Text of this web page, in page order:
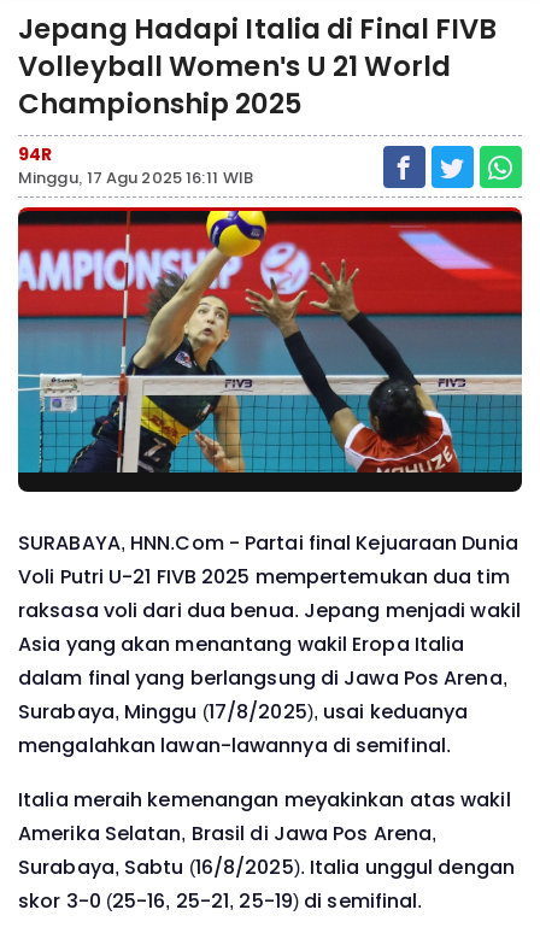
Jepang Hadapi Italia di Final FIVB
Volleyball Women's U 21 World
Championship 2025
94R
Minggu, 17 Agu 2025 16:11 WIB
SURABAYA, HNN.Com - Partai final Kejuaraan Dunia
Voli Putri U-21 FIVB 2025 mempertemukan dua tim
raksasa voli dari dua benua. Jepang menjadi wakil
Asia yang akan menantang wakil Eropa Italia
dalam final yang berlangsung di Jawa Pos Arena,
Surabaya, Minggu (17/8/2025), usai keduanya
mengalahkan lawan-lawannya di semifinal.
Italia meraih kemenangan meyakinkan atas wakil
Amerika Selatan, Brasil di Jawa Pos Arena,
Surabaya, Sabtu (16/8/2025). Italia unggul dengan
skor 3-0 (25-16, 25-21, 25-19) di semifinal.